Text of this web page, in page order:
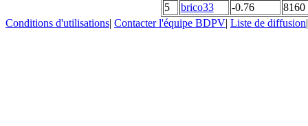
5
brico33 -0.76
8160
Conditions d'utilisations| Contacter l'équipe BDPV| Liste de diffusion